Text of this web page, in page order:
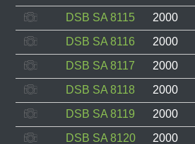
DSB SA 8115
2000
DSB SA 8116
2000
DSB SA 8117
2000
DSB SA 8118
2000
DSB SA 8119
2000
DSB SA 8120
2000